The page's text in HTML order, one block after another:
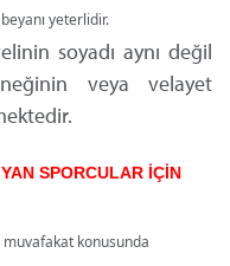
yeterlidir.
soyadı aynı değil
veya velayet
SPORCULAR İÇİN
konusunda